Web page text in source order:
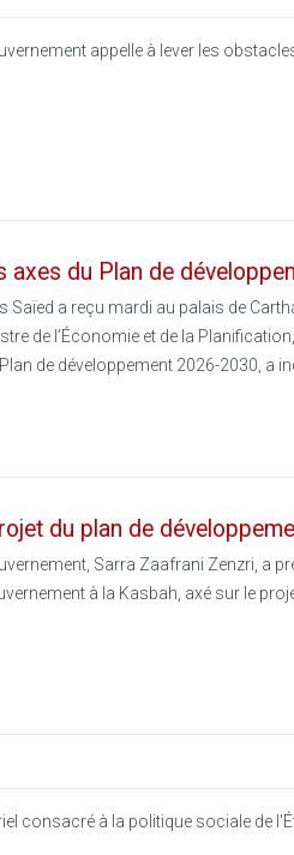
appelle à lever les
axes du Plan de
Saïed a reçu mardi au palais de
de l’Économie et de la
de développement 2026-2030, a
du plan de
Sarra Zaafrani Zenzri, a
à la Kasbah, axé sur le
consacré à la politique sociale de